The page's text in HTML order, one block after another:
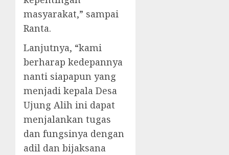
masyarakat,” sampai
Ranta.
Lanjutnya, “kami
berharap kedepannya
nanti siapapun yang
menjadi kepala Desa
Ujung Alih ini dapat
menjalankan tugas
dan fungsinya dengan
adil dan bijaksana